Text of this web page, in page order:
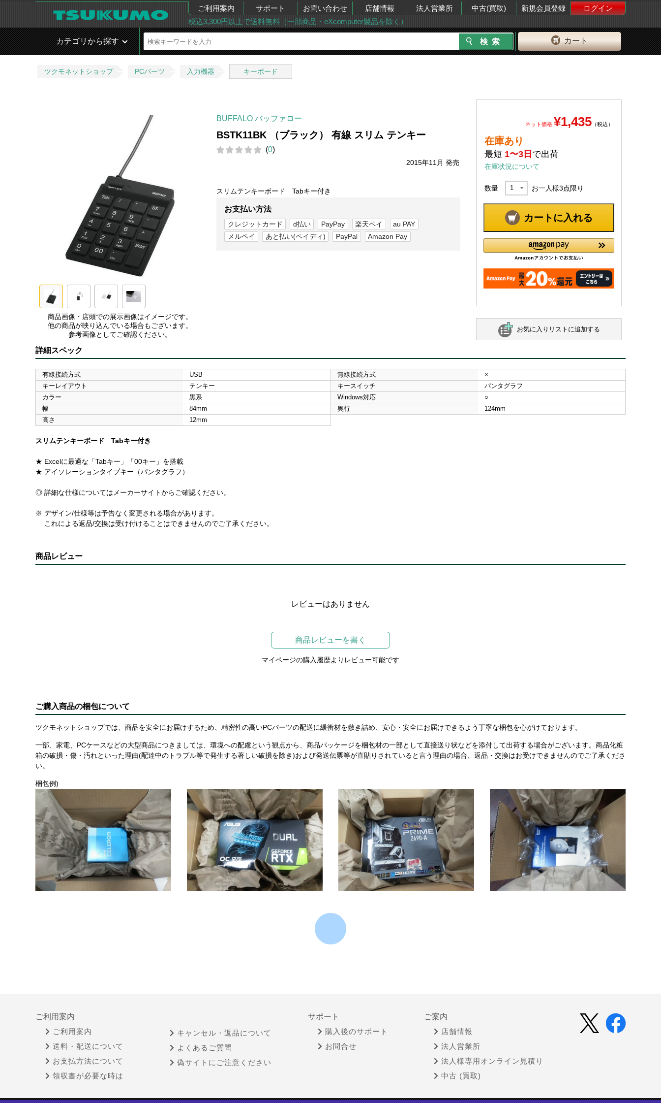
ご利用案内 サポート お問い合わせ 店舗情報 法人営業所 中古(買取) 新規会員登録
ログイン
税込3,300円以上で送料無料（一部商品・eXcomputer製品を除く）
カート
カテゴリから探す
ツクモネットショップ PCパーツ 入力機器 キーボード
商品画像・店頭での展示画像はイメージです。
他の商品が映り込んでいる場合もございます。
参考画像としてご確認ください。
BUFFALO バッファロー
BSTK11BK （ブラック） 有線 スリム テンキー
(0)
2015年11月 発売
スリムテンキーボード Tabキー付き
お支払い方法
クレジットカード d払い PayPay 楽天ペイ
au PAY
メルペイ
あと払い(ペイディ) PayPal Amazon Pay
ネット価格 ¥1,435 （税込）
在庫あり
最短 1〜3日 で出荷
在庫状況について
数量 お一人様3点限り
カートに入れる
お気に入りリストに追加する
詳細スペック
有線接続方式 USB 無線接続方式
×
キーレイアウト
テンキー キースイッチ
パンタグラフ
カラー
黒系 Windows対応
○
幅
84mm 奥行
124mm
高さ
12mm
スリムテンキーボード Tabキー付き
★ Excelに最適な「Tabキー」「00キー」を搭載
★ アイソレーションタイプキー（パンタグラフ）
◎ 詳細な仕様についてはメーカーサイトからご確認ください。
※ デザイン/仕様等は予告なく変更される場合があります。
これによる返品/交換は受け付けることはできませんのでご了承ください。
商品レビュー
レビューはありません
商品レビューを書く
マイページの購入履歴よりレビュー可能です
ご購入商品の梱包について
ツクモネットショップでは、商品を安全にお届けするため、精密性の高いPCパーツの配送に緩衝材を敷き詰め、安心・安全にお届けできるよう丁寧な梱包を心がけております。
一部、家電、PCケースなどの大型商品につきましては、環境への配慮という観点から、商品パッケージを梱包材の一部として直接送り状などを添付して出荷する場合がございます。商品化粧
箱の破損・傷・汚れといった理由(配達中のトラブル等で発生する著しい破損を除き)および発送伝票等が直貼りされていると言う理由の場合、返品・交換はお受けできませんのでご了承くださ
い。
梱包例)
ご利用案内
ご利用案内
送料・配送について
お支払方法について
領収書が必要な時は
キャンセル・返品について
よくあるご質問
偽サイトにご注意ください
サポート
購入後のサポート
お問合せ
ご案内
店舗情報
法人営業所
法人様専用オンライン見積り
中古 (買取)